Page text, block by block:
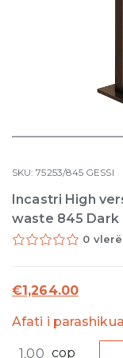
SKU:75253/845 GESSI
Incastri High
waste 845 Dark
0
€1,264.00
Afati i
cop